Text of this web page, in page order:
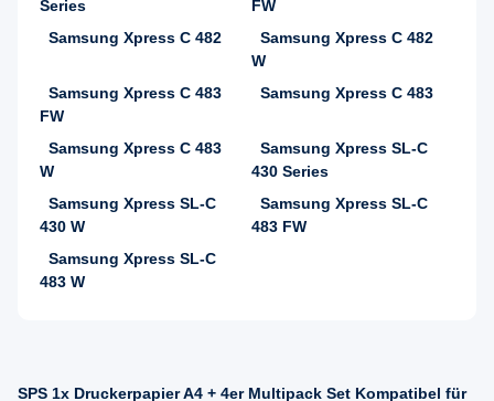
Series
FW
Samsung Xpress C 482
Samsung Xpress C 482
W
Samsung Xpress C 483
FW
Samsung Xpress C 483
Samsung Xpress C 483
W
Samsung Xpress SL-C
430 Series
Samsung Xpress SL-C
430 W
Samsung Xpress SL-C
483 FW
Samsung Xpress SL-C
483 W
SPS 1x Druckerpapier A4 + 4er Multipack Set Kompatibel für